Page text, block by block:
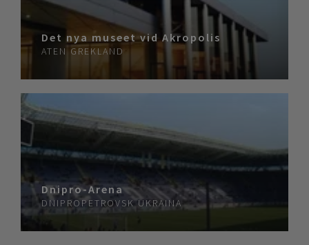
Det nya museet vid Akropolis
ATEN GREKLAND
Dnipro-Arena
DNIPROPETROVSK UKRAINA